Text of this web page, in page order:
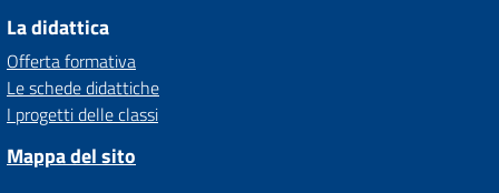
La didattica
Offerta formativa
Le schede didattiche
I progetti delle classi
Mappa del sito